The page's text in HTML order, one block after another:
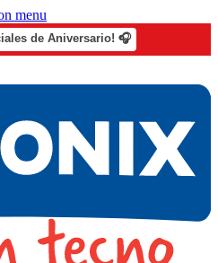
menu
de Aniversario! 🎧